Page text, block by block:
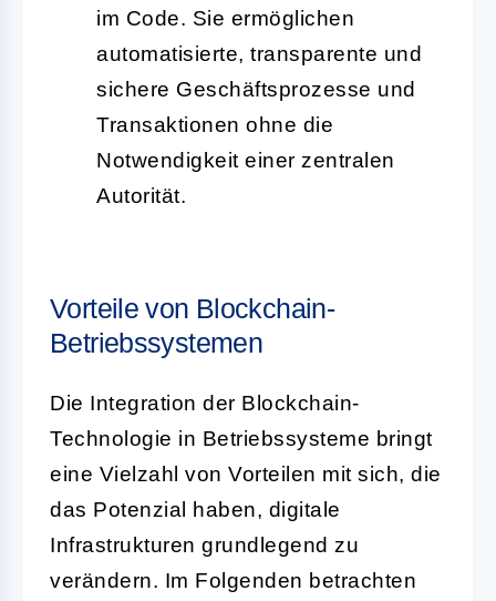
im Code. Sie ermöglichen
automatisierte, transparente und
sichere Geschäftsprozesse und
Transaktionen ohne die
Notwendigkeit einer zentralen
Autorität.
Vorteile von Blockchain-
Betriebssystemen
Die Integration der Blockchain-
Technologie in Betriebssysteme bringt
eine Vielzahl von Vorteilen mit sich, die
das Potenzial haben, digitale
Infrastrukturen grundlegend zu
verändern. Im Folgenden betrachten